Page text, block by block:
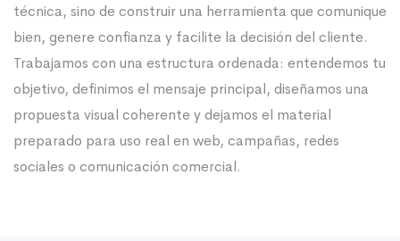
técnica, sino de construir una herramienta que comunique
bien, genere confianza y facilite la decisión del cliente.
Trabajamos con una estructura ordenada: entendemos tu
objetivo, definimos el mensaje principal, diseñamos una
propuesta visual coherente y dejamos el material
preparado para uso real en web, campañas, redes
sociales o comunicación comercial.